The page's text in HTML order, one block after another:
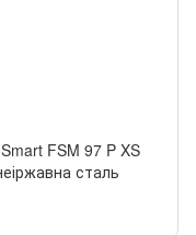
FSM 97 P XS
сталь